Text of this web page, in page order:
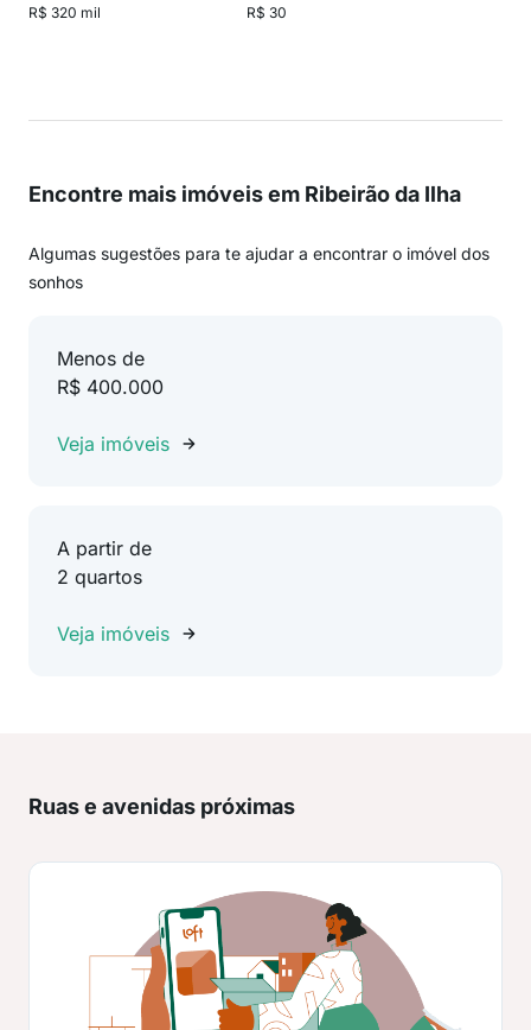
R$ 320 mil R$ 30
Encontre mais imóveis em Ribeirão da Ilha
Algumas sugestões para te ajudar a encontrar o imóvel dos
sonhos
Menos de
R$ 400.000
Veja imóveis
A partir de
2 quartos
Veja imóveis
Ruas e avenidas próximas